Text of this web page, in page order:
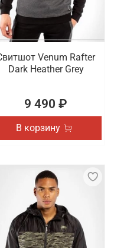
Venum Rafter
Dark Heather Grey
9 490 ₽
В корзину